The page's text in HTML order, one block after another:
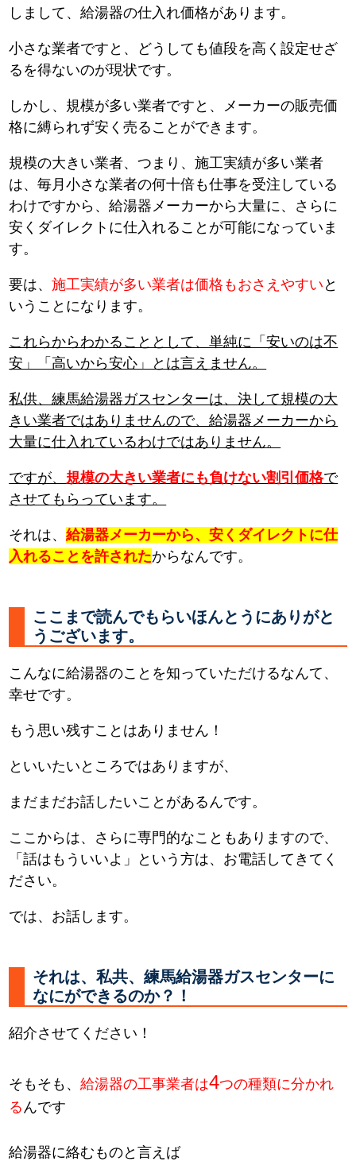
しまして、給湯器の仕入れ価格があります。
小さな業者ですと、どうしても値段を高く設定せざ
るを得ないのが現状です。
しかし、規模が多い業者ですと、メーカーの販売価
格に縛られず安く売ることができます。
規模の大きい業者、つまり、施工実績が多い業者
は、毎月小さな業者の何十倍も仕事を受注している
わけですから、給湯器メーカーから大量に、さらに
安くダイレクトに仕入れることが可能になっていま
す。
要は、施工実績が多い業者は価格もおさえやすい と
いうことになります。
これらからわかることとして、単純に「安いのは不
安」「高いから安心」とは言えません。
私供、練馬給湯器ガスセンターは、決して規模の大
きい業者ではありませんので、給湯器メーカーから
大量に仕入れているわけではありません。
ですが、 規模の大きい業者にも負けない割引価格で
させてもらっています。
それは、給湯器メーカーから、安くダイレクトに仕
入れることを許されたからなんです。
ここまで読んでもらいほんとうにありがと
うございます。
こんなに給湯器のことを知っていただけるなんて、
幸せです。
もう思い残すことはありません！
といいたいところではありますが、
まだまだお話したいことがあるんです。
ここからは、さらに専門的なこともありますので、
「話はもういいよ」という方は、お電話してきてく
ださい。
では、お話します。
それは、私共、練馬給湯器ガスセンターに
なにができるのか？！
紹介させてください！
そもそも、給湯器の工事業者は4つの種類に分かれ
る んです
給湯器に絡むものと言えば